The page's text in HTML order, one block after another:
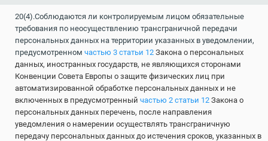
20(4).Соблюдаются ли контролируемым лицом обязательные
требования по неосуществлению трансграничной передачи
персональных данных на территории указанных в уведомлении,
предусмотренном частью 3 статьи 12 Закона о персональных
данных, иностранных государств, не являющихся сторонами
Конвенции Совета Европы о защите физических лиц при
автоматизированной обработке персональных данных и не
включенных в предусмотренный частью 2 статьи 12 Закона о
персональных данных перечень, после направления
уведомления о намерении осуществлять трансграничную
передачу персональных данных до истечения сроков, указанных в